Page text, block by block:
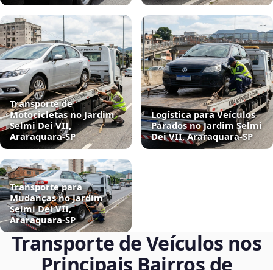
Transporte de
Motocicletas no Jardim
Selmi Dei VII,
Araraquara‑SP
Logística para Veículos
Parados no Jardim Selmi
Dei VII, Araraquara‑SP
Transporte para
Mudanças no Jardim
Selmi Dei VII,
Araraquara‑SP
Transporte de Veículos nos
Principais Bairros de